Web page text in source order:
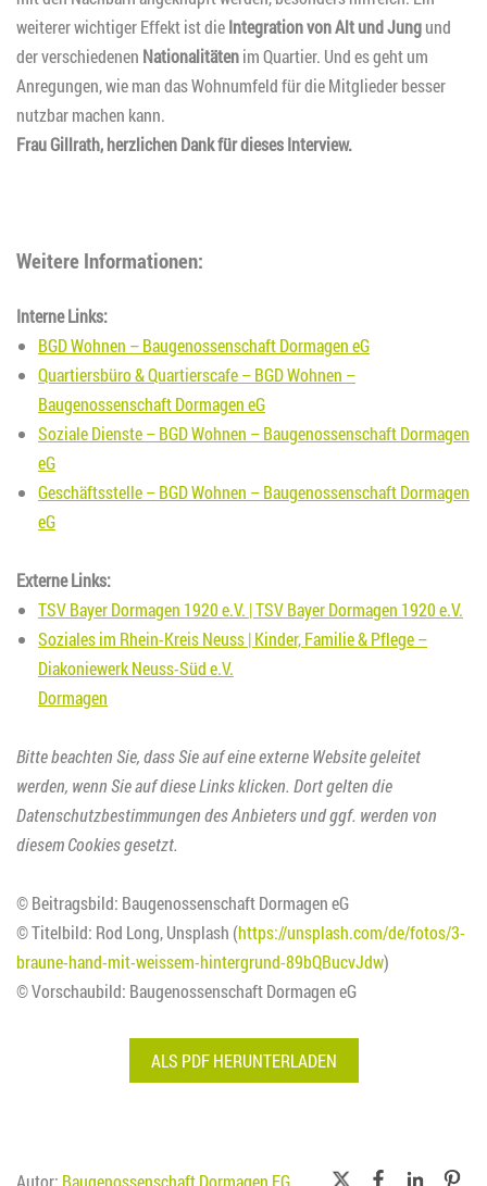
weiterer wichtiger Effekt ist dieIntegration von Alt und Jungund
der verschiedenen Nationalitätenim Quartier. Und es geht um
Anregungen, wie man das Wohnumfeld für die Mitglieder besser
nutzbar machen kann.
Frau Gillrath, herzlichen Dank für dieses Interview.
Weitere Informationen:
Interne Links:
BGD Wohnen – Baugenossenschaft Dormagen eG
Quartiersbüro & Quartierscafe – BGD Wohnen –
Baugenossenschaft Dormagen eG
Soziale Dienste – BGD Wohnen – Baugenossenschaft Dormagen
eG
Geschäftsstelle – BGD Wohnen – Baugenossenschaft Dormagen
eG
Externe Links:
TSV Bayer Dormagen 1920 e.V. | TSV Bayer Dormagen 1920 e.V.
Soziales im Rhein-Kreis Neuss | Kinder, Familie & Pflege –
Diakoniewerk Neuss-Süd e.V.
Dormagen
Bitte beachten Sie, dass Sie auf eine externe Website geleitet
werden, wenn Sie auf diese Links klicken. Dort gelten die
Datenschutzbestimmungen des Anbieters und ggf. werden von
diesem Cookies gesetzt.
© Beitragsbild: Baugenossenschaft Dormagen eG
© Titelbild: Rod Long, Unsplash (https://unsplash.com/de/fotos/3-
braune-hand-mit-weissem-hintergrund-89bQBucvJdw)
© Vorschaubild: Baugenossenschaft Dormagen eG
ALS PDF HERUNTERLADEN
Autor: Baugenossenschaft Dormagen EG